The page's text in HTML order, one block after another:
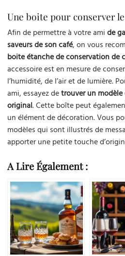
Une boite pour conserver
Afin de permettre à votre ami de
saveurs de son café, on vous
boite étanche de conservation de
accessoire est en mesure de
l’humidité, de l’air et de lumière.
ami, essayez detrouver un modèle
original. Cette boîte peut
un élément de décoration. Vous
modèles qui sont illustrés de
apporter une petite touche
A Lire Également :